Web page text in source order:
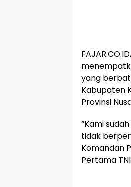
yang
Kabupaten
Provinsi
“Kami
tidak
Komandan
Pertama